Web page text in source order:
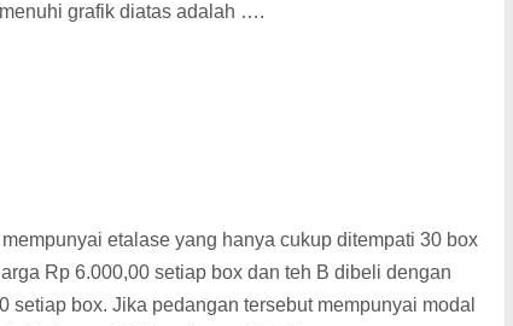
grafik diatas adalah ….
etalase yang hanya cukup ditempati 30 box
Rp 6.000,00 setiap box dan teh B dibeli dengan
setiap box. Jika pedangan tersebut mempunyai modal